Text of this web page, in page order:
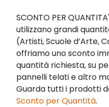
SCONTO PER
utilizzano grandi
(Artisti, Scuole d’Arte,
offriamo uno sconto
quantità richiesta, su
pannelli telati e altro
Guarda tutti i prodotti
Sconto per Quantità.